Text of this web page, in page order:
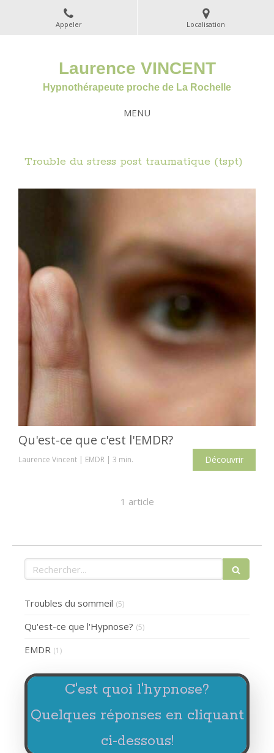
Appeler Localisation
Laurence VINCENT
Hypnothérapeute proche de La Rochelle
MENU
Trouble du stress post traumatique (tspt)
Qu'est-ce que c'est l'EMDR?
Laurence Vincent EMDR 3 min. Découvrir
1 article
Rechercher
Troubles du sommeil (5)
Qu'est-ce que l'Hypnose? (5)
EMDR (1)
C'est quoi l'hypnose?
Quelques réponses en cliquant
ci-dessous!